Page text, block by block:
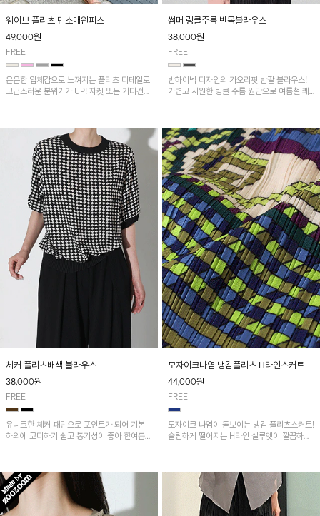
웨이브 플리츠 민소매원피스
49,000원
FREE
은은한 입체감으로 느껴지는 플리츠 디테일로
고급스러운 분위기가 UP! 자켓 또는 가디건과
썸머 링클주름 반목블라우스
38,000원
FREE
반하이넥 디자인의 가오리핏 반팔 블라우스!
가볍고 시원한 링클 주름 원단으로 여름철 쾌
체커 플리츠배색 블라우스
38,000원
FREE
유니크한 체커 패턴으로 포인트가 되어 기본
하의에 코디하기 쉽고 통기성이 좋아 한여름에
모자이크나염 냉감플리츠 H라인스커트
44,000원
FREE
모자이크 나염이 돋보이는 냉감 플리츠스커트!
슬림하게 떨어지는 H라인 실루엣이 깔끔하고
성을 더했어요~